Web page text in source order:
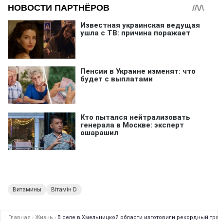
Витамины Вітамін D
Главная › Жизнь › В селе в Хмельницкой области изготовили рекордный